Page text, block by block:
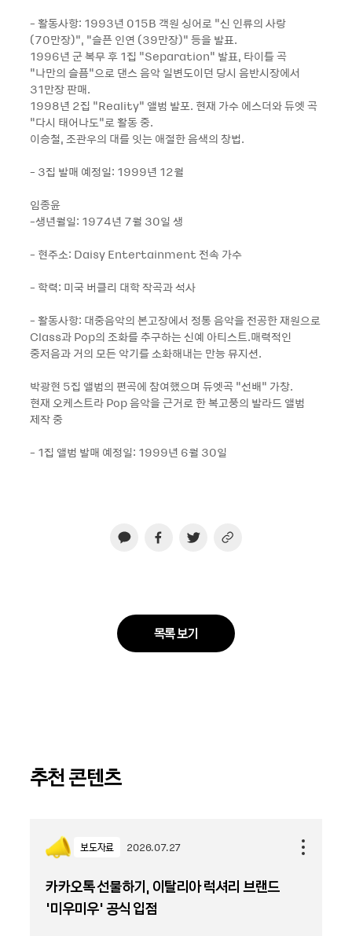
- 활동사항: 1993년 015B 객원 싱어로 “신 인류의 사랑
(70만장)“, “슬픈 인연 (39만장)“ 등을 발표.
1996년 군 복무 후 1집 “Separation“ 발표, 타이틀 곡
“나만의 슬픔“으로 댄스 음악 일변도이던 당시 음반시장에서
31만장 판매.
1998년 2집 “Reality“ 앨범 발포. 현재 가수 에스더와 듀엣 곡
“다시 태어나도“로 활동 중.
이승철, 조관우의 대를 잇는 애절한 음색의 창법.
- 3집 발매 예정일: 1999년 12월
임종윤
-생년월일: 1974년 7월 30일 생
- 현주소: Daisy Entertainment 전속 가수
- 학력: 미국 버클리 대학 작곡과 석사
- 활동사항: 대중음악의 본고장에서 정통 음악을 전공한 재원으로
Class과 Pop의 조화를 추구하는 신예 아티스트.매력적인
중저음과 거의 모든 악기를 소화해내는 만능 뮤지션.
박광현 5집 앨범의 편곡에 참여했으며 듀엣곡 “선배“ 가창.
현재 오케스트라 Pop 음악을 근거로 한 복고풍의 발라드 앨범
제작 중
- 1집 앨범 발매 예정일: 1999년 6월 30일
목록 보기
추천 콘텐츠
보도자료 2026.07.27
카카오톡 선물하기, 이탈리아 럭셔리 브랜드
'미우미우' 공식 입점